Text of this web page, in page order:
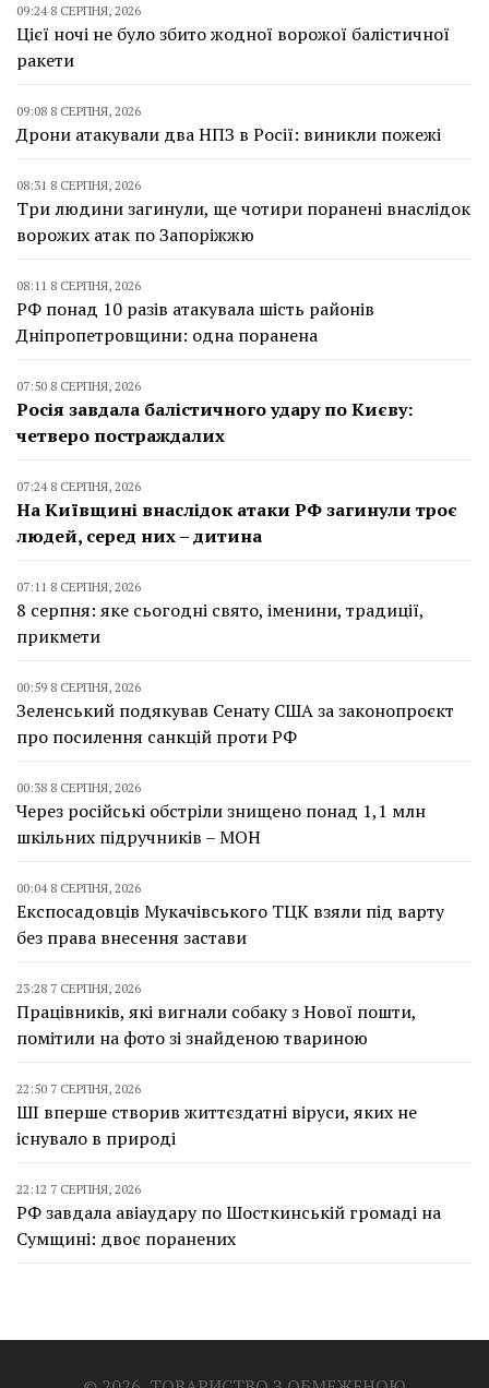
09:24 8 СЕРПНЯ, 2026
Цієї ночі не було збито жодної ворожої балістичної
ракети
09:08 8 СЕРПНЯ, 2026
Дрони атакували два НПЗ в Росії: виникли пожежі
08:31 8 СЕРПНЯ, 2026
Три людини загинули, ще чотири поранені внаслідок
ворожих атак по Запоріжжю
08:11 8 СЕРПНЯ, 2026
РФ понад 10 разів атакувала шість районів
Дніпропетровщини: одна поранена
07:50 8 СЕРПНЯ, 2026
Росія завдала балістичного удару по Києву:
четверо постраждалих
07:24 8 СЕРПНЯ, 2026
На Київщині внаслідок атаки РФ загинули троє
людей, серед них – дитина
07:11 8 СЕРПНЯ, 2026
8 серпня: яке сьогодні свято, іменини, традиції,
прикмети
00:59 8 СЕРПНЯ, 2026
Зеленський подякував Сенату США за законопроєкт
про посилення санкцій проти РФ
00:38 8 СЕРПНЯ, 2026
Через російські обстріли знищено понад 1,1 млн
шкільних підручників – МОН
00:04 8 СЕРПНЯ, 2026
Експосадовців Мукачівського ТЦК взяли під варту
без права внесення застави
23:28 7 СЕРПНЯ, 2026
Працівників, які вигнали собаку з Нової пошти,
помітили на фото зі знайденою твариною
22:50 7 СЕРПНЯ, 2026
ШІ вперше створив життєздатні віруси, яких не
існувало в природі
22:12 7 СЕРПНЯ, 2026
РФ завдала авіаудару по Шосткинській громаді на
Сумщині: двоє поранених